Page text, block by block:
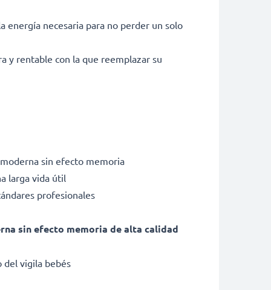
energía necesaria para no perder un solo
y rentable con la que reemplazar su
sin efecto memoria
larga vida útil
profesionales
sin efecto memoria de alta calidad
del vigila bebés